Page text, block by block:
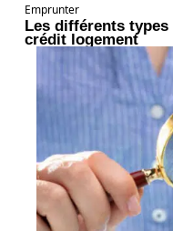
Emprunter
Les différents
crédit logement